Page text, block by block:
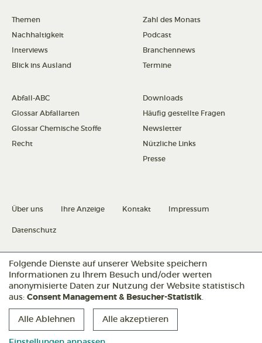
Themen
Nachhaltigkeit
Interviews
Blick ins Ausland
Zahl des Monats
Podcast
Branchennews
Termine
Abfall-ABC
Glossar Abfallarten
Glossar Chemische Stoffe
Recht
Downloads
Häufig gestellte Fragen
Newsletter
Nützliche Links
Presse
Über uns Ihre Anzeige Kontakt Impressum
Datenschutz
Datenschutz konfigurieren
Folgen Sie uns:
Folgende Dienste auf unserer Website speichern
Informationen zu Ihrem Besuch und/oder werten
anonymisierte Daten zur Nutzung der Website statistisch
aus: Consent Management & Besucher-Statistik.
Alle Ablehnen Alle akzeptieren